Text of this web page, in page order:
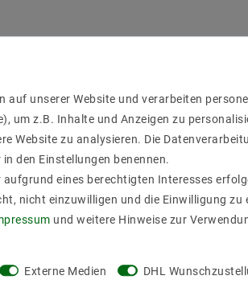
ANGESEHEN
auf unserer Website und verarbeiten
um z.B. Inhalte und Anzeigen zu
Website zu analysieren. Die
den Einstellungen benennen.
eines berechtigten Interesses
nicht einzuwilligen und die Einwilligung zu
und weitere Hinweise zur
Externe Medien DHL